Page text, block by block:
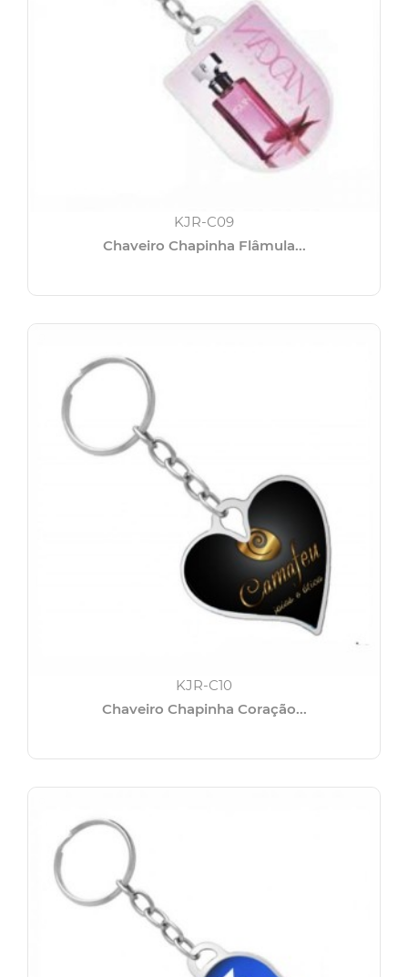
KJR-C09
Chaveiro Chapinha Flâmula...
KJR-C10
Chaveiro Chapinha Coração...